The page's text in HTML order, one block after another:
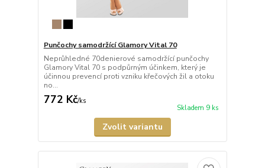
Punčochy samodržící Glamory Vital 70
Neprůhledné 70denierové samodržící punčochy
Glamory Vital 70 s podpůrným účinkem, který je
účinnou prevencí proti vzniku křečových žil a otoku
no...
772 Kč/ks
Skladem 9 ks
Zvolit variantu